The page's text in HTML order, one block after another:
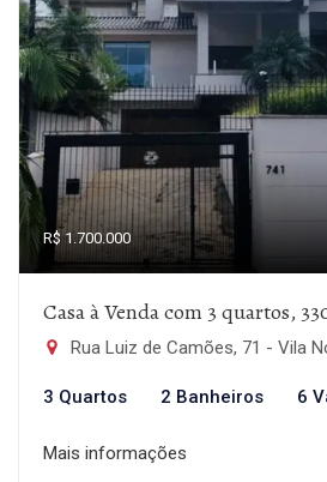
R$ 1.700.000
Casa à Venda com 3 quartos,
Rua Luiz de Camões, 71 - Vila
3 Quartos 2 Banheiros 6
Mais informações